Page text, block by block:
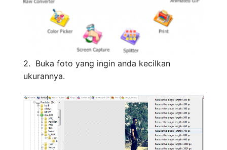
2. Buka foto yang ingin anda kecilkan
ukurannya.